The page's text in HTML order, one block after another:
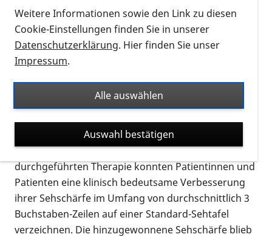
RESTORE Studie sind Forschungsnewsletter am
04.10.2024,28.07.2025und17.09.2025erschienen.
Nach Abschluss der RESTORE Studie waren
einhundertsten Woche die Studie unter dem Namen
REMAIN Studie fortzusetzen.
Bereits ein Jahr (Woche 52) nach der über eine
einzige Injektion in den Glaskörper des Auges
durchgeführten Therapie konnten Patientinnen und
Patienten eine klinisch bedeutsame Verbesserung
ihrer Sehschärfe im Umfang von durchschnittlich 3
Buchstaben-Zeilen auf einer Standard-Sehtafel
verzeichnen. Die hinzugewonnene Sehschärfe blieb
Weitere Informationen sowie den Link zu diesen
Cookie-Einstellungen finden Sie in unserer
Datenschutzerklärung. Hier finden Sie unser
Impressum.
Alle auswählen
Auswahl bestätigen